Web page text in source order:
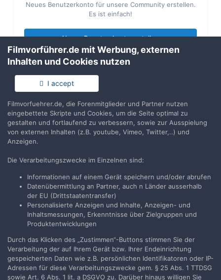
Neues Benutzerkonto für unsere Community erstellen.
Es ist einfach!
Neues Benutzerkonto erstellen
Du hast bereits ein Benutzerkonto? Melde Dich hier an.
Jetzt anmelden
Teilen Folgen
Zur Themenübersicht
Filmvorführer.de via Google durchsuchen:
Sprache Impressum / Datenschutzerklärung
Filmvorführer.de mit Werbung, externen
Inhalten und Cookies nutzen
I accept
Filmvorfuehrer.de, die Forenmitglieder und Partner nutzen
eingebettete Skripte und Cookies, um die Seite optimal zu
gestalten und fortlaufend zu verbessern, sowie zur Ausspielung
von externen Inhalten (z.B. youtube, Vimeo, Twitter,..) und
Anzeigen.
Die Verarbeitungszwecke im Einzelnen sind:
Informationen auf einem Gerät speichern und/oder abrufen
Datenübermittlung an Partner, auch n Länder ausserhalb
der EU (Drittstaatentransfer)
Personalisierte Anzeigen und Inhalte, Anzeigen- und
Inhaltsmessungen, Erkenntnisse über Zielgruppen und
Produktentwicklungen
Durch das Klicken des „Zustimmen“-Buttons stimmen Sie der
Verarbeitung der auf Ihrem Gerät bzw. Ihrer Endeinrichtung
gespeicherten Daten wie z.B. persönlichen Identifikatoren oder IP-
Adressen für diese Verarbeitungszwecke gem. § 25 Abs. 1 TTDSG
sowie Art. 6 Abs. 1 lit. a DSGVO zu. Darüber hinaus willigen Sie